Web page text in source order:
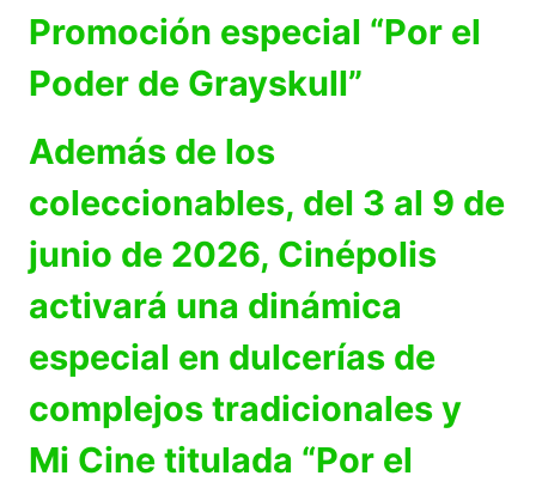
Promoción especial “Por el
Poder de Grayskull”
Además de los
coleccionables, del 3 al 9 de
junio de 2026, Cinépolis
activará una dinámica
especial en dulcerías de
complejos tradicionales y
Mi Cine titulada “Por el